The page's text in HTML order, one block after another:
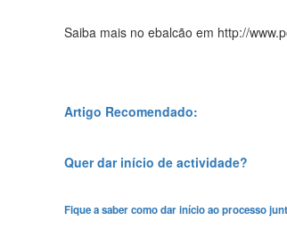
Saiba mais no ebalcão em http://
Artigo Recomendado:
Quer dar início de actividade?
Fique a saber como dar início ao processo